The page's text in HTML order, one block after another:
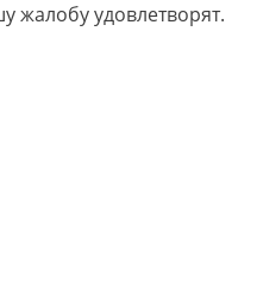
жалобу удовлетворят.